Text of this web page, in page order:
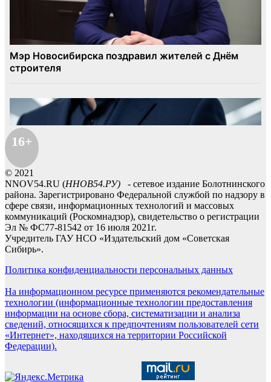
16+
© 2021
NNOV54.RU (ННОВ54.РУ) - сетевое издание Болотнинского
района. Зарегистрировано Федеральной службой по надзору в
сфере связи, информационных технологий и массовых
коммуникаций (Роскомнадзор), свидетельство о регистрации
Эл № ФС77-81542 от 16 июля 2021г.
Учредитель ГАУ НСО «Издательский дом «Советская
Сибирь».
Политика конфиденциальности персональных данных
На информационном ресурсе применяются рекомендательные
технологии (информационные технологии предоставления
информации на основе сбора, систематизации и анализа
сведений, относящихся к предпочтениям пользователей сети
«Интернет», находящихся на территории Российской
Федерации).